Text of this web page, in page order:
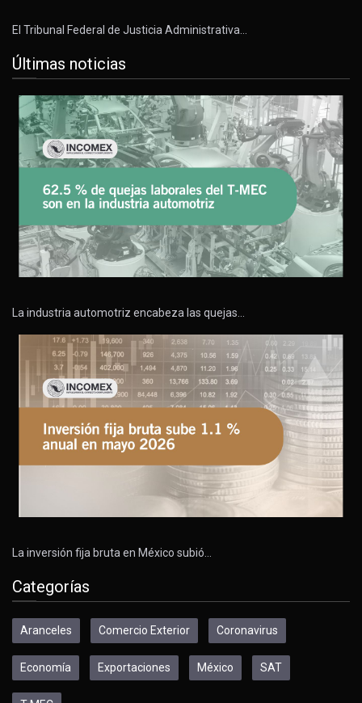
El Tribunal Federal de Justicia Administrativa…
Últimas noticias
La industria automotriz encabeza las quejas…
La inversión fija bruta en México subió…
Categorías
Aranceles Comercio Exterior Coronavirus
Economía Exportaciones México SAT